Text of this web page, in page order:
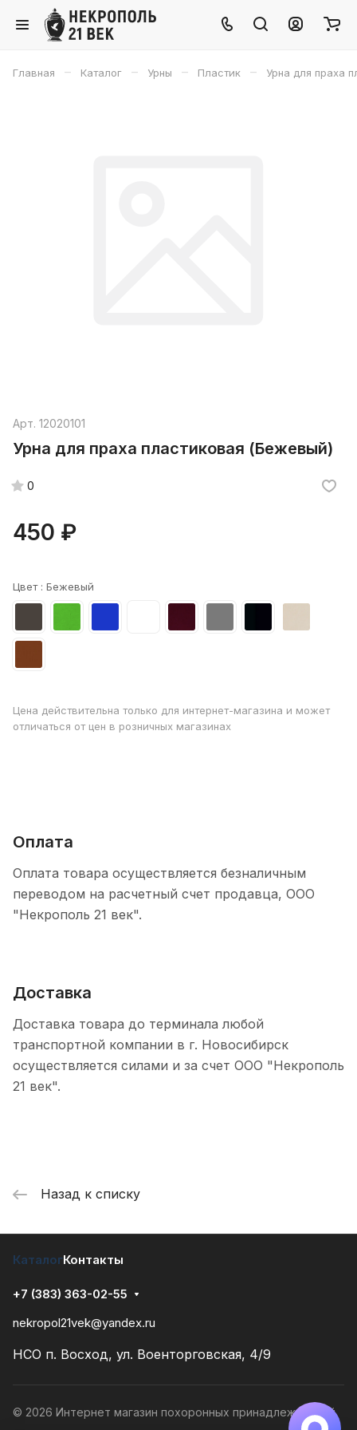
Главная – Каталог – Урны – Пластик – Урна для праха
Арт. 12020101
Урна для праха пластиковая (Бежевый)
0
450 ₽
Цвет : Бежевый
Цена действительна только для интернет-магазина и может
отличаться от цен в розничных магазинах
Оплата
Оплата товара осуществляется безналичным
переводом на расчетный счет продавца, ООО
"Некрополь 21 век".
Доставка
Доставка товара до терминала любой
транспортной компании в г. Новосибирск
осуществляется силами и за счет ООО "Некрополь
21 век".
Назад к списку
КаталогКонтакты
+7 (383) 363-02-55
nekropol21vek@yandex.ru
НСО п. Восход, ул. Военторговская, 4/9
© 2026 Интернет магазин похоронных принадлежностей